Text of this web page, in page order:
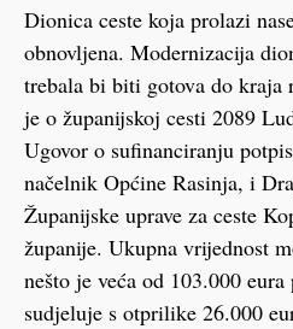
Dionica ceste koja prolazi
obnovljena. Modernizacija
trebala bi biti gotova do kraja
je o županijskoj cesti 2089
Ugovor o sufinanciranju
načelnik Općine Rasinja, i
Županijske uprave za ceste
županije. Ukupna vrijednost
nešto je veća od 103.000
sudjeluje s otprilike 26.000